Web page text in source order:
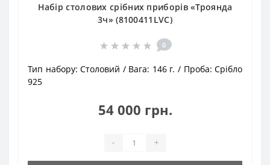
Набір столових срібних приборів «Троянда
3ч» (8100411LVC)
0
Тип набору: Столовий Вага: 146 г. Проба: Срібло
925
54 000 грн.
- +